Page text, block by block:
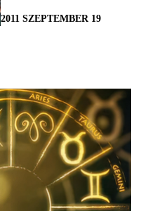
2011 SZEPTEMBER 19